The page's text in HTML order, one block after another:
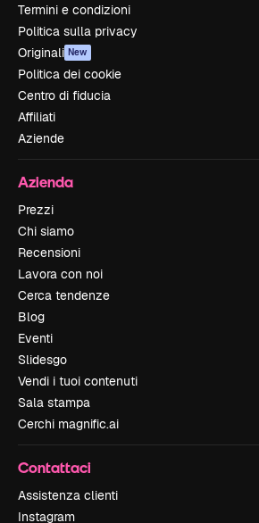
Termini e condizioni
Politica sulla privacy
Originali New
Politica dei cookie
Centro di fiducia
Affiliati
Aziende
Azienda
Prezzi
Chi siamo
Recensioni
Lavora con noi
Cerca tendenze
Blog
Eventi
Slidesgo
Vendi i tuoi contenuti
Sala stampa
Cerchi magnific.ai
Contattaci
Assistenza clienti
Instagram